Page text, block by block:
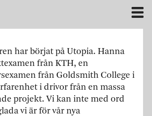
har börjat på Utopia. Hanna
från KTH, en
från Goldsmith College i
i drivor från en massa
projekt. Vi kan inte med ord
vi är för vår nya